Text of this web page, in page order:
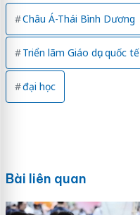
Châu Á-Thái Bình Dương
Triển lãm Giáo dục quốc tế
đại học
Bài liên quan